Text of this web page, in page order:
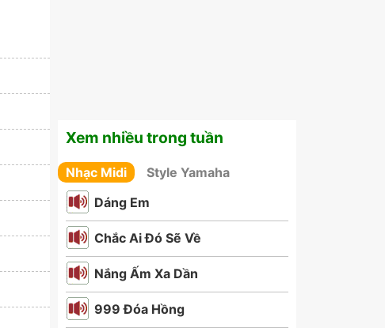
Xem nhiều trong tuần
Nhạc Midi
Style Yamaha
Dáng Em
Chắc Ai Đó Sẽ Về
Nắng Ấm Xa Dần
999 Đóa Hồng